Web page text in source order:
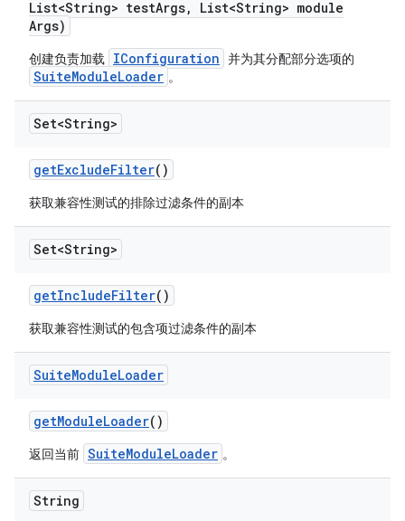
List<String> testArgs,
List<String> module
Args)
创建负责加载 IConfiguration 并为其分配部分选项的
SuiteModuleLoader 。
Set<String>
getExcludeFilter()
获取兼容性测试的排除过滤条件的副本
Set<String>
getIncludeFilter()
获取兼容性测试的包含项过滤条件的副本
SuiteModuleLoader
getModuleLoader()
返回当前 SuiteModuleLoader 。
String